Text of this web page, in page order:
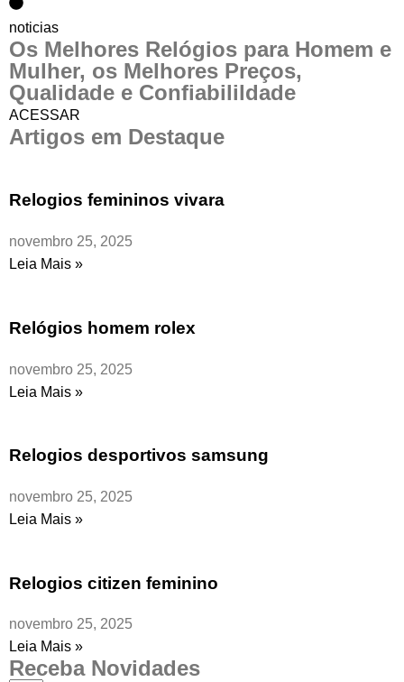
noticias
Os Melhores Relógios para Homem e
Mulher, os Melhores Preços,
Qualidade e Confiabilildade
ACESSAR
Artigos em Destaque
Relogios femininos vivara
novembro 25, 2025
Leia Mais »
Relógios homem rolex
novembro 25, 2025
Leia Mais »
Relogios desportivos samsung
novembro 25, 2025
Leia Mais »
Relogios citizen feminino
novembro 25, 2025
Leia Mais »
Receba Novidades